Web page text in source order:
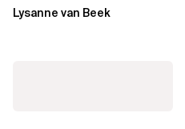
noch?
Lysanne van Beek